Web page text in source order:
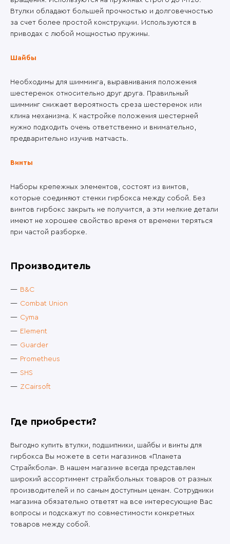
Втулки обладают большей прочностью и долговечностью
за счет более простой конструкции. Используются в
приводах с любой мощностью пружины.
Шайбы
Необходимы для шимминга, выравнивания положения
шестеренок относительно друг друга. Правильный
шимминг снижает вероятность среза шестеренок или
клина механизма. К настройке положения шестерней
нужно подходить очень ответственно и внимательно,
предварительно изучив матчасть.
Винты
Наборы крепежных элементов, состоят из винтов,
которые соединяют стенки гирбокса между собой. Без
винтов гирбокс закрыть не получится, а эти мелкие детали
имеют не хорошее свойство время от времени теряться
при частой разборке.
Производитель
B&C
Combat Union
Cyma
Element
Guarder
Prometheus
SHS
ZCairsoft
Где приобрести?
Выгодно купить втулки, подшипники, шайбы и винты для
гирбокса Вы можете в сети магазинов «Планета
Страйкбола». В нашем магазине всегда представлен
широкий ассортимент страйкбольных товаров от разных
производителей и по самым доступным ценам. Сотрудники
магазина обязательно ответят на все интересующие Вас
вопросы и подскажут по совместимости конкретных
товаров между собой.